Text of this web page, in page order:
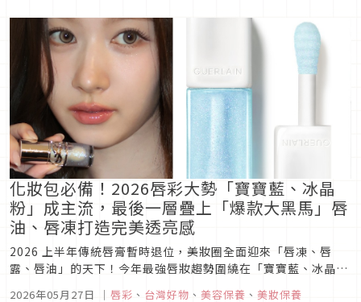
化妝包必備！2026唇彩大勢「寶寶藍、冰晶
粉」成主流，最後一層疊上「爆款大黑馬」唇
油、唇凍打造完美透亮感
2026 上半年傳統唇膏暫時退位，美妝圈全面迎來「唇凍、唇
露、唇油」的天下！今年最強唇妝趨勢圍繞在「寶寶藍、冰晶
2026年05月27日 ｜ 唇彩 、 台灣好物 、 美容保養 、 美妝保養